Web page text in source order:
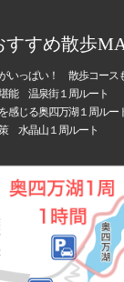
すすめ散歩
いっぱい！ 散歩コース
能 温泉街１周ルート
感じる奥四万湖１周ルー
水晶山１周ルート